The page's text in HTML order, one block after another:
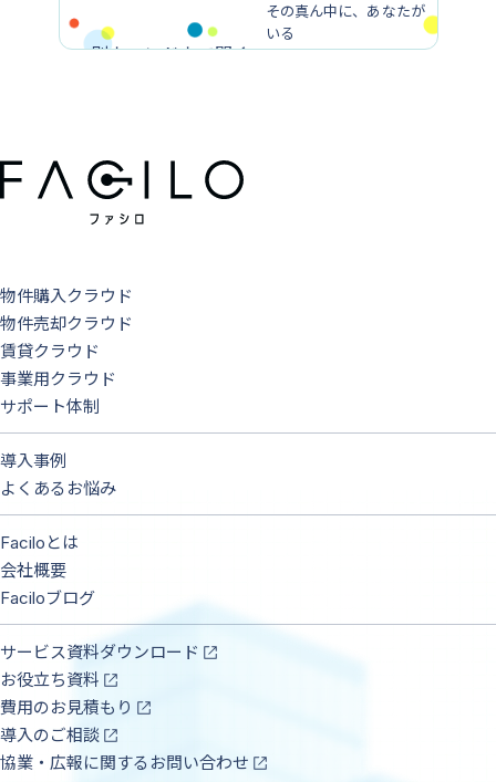
その真ん中に、あなたが
いる
別ウィンドウで開く
物件購入クラウド
物件売却クラウド
賃貸クラウド
事業用クラウド
サポート体制
導入事例
よくあるお悩み
Faciloとは
会社概要
Faciloブログ
サービス資料ダウンロード
お役立ち資料
費用のお見積もり
導入のご相談
協業・広報に関するお問い合わせ